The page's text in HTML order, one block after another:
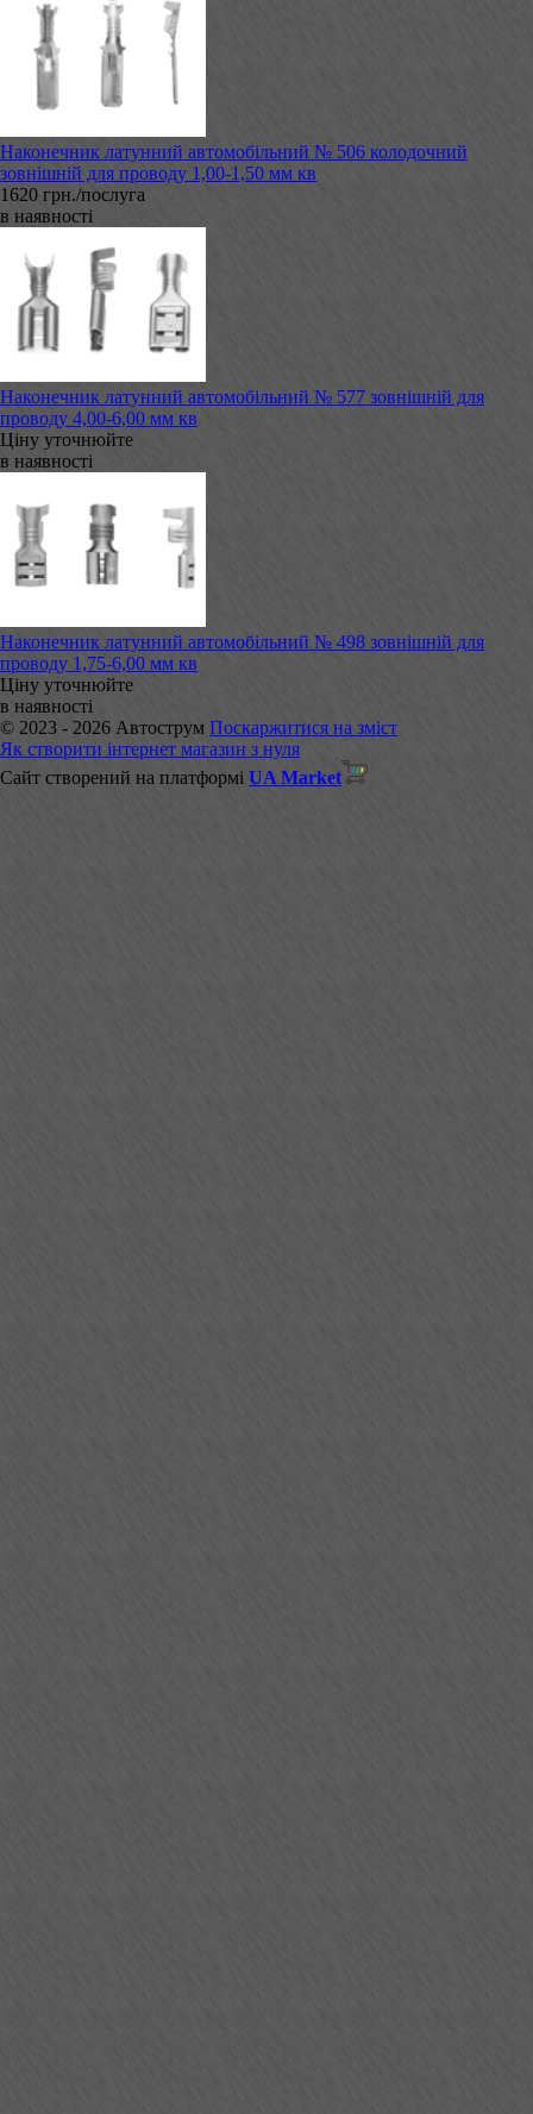
Наконечник латунний автомобільний № 506 колодочний
зовнішній для проводу 1,00-1,50 мм кв
1620 грн./послуга
в наявності
Наконечник латунний автомобільний № 577 зовнішній для
проводу 4,00-6,00 мм кв
Ціну уточнюйте
в наявності
Наконечник латунний автомобільний № 498 зовнішній для
проводу 1,75-6,00 мм кв
Ціну уточнюйте
в наявності
© 2023 - 2026 Автострум Поскаржитися на зміст
Як створити інтернет магазин з нуля
Сайт створений на платформі UA Market